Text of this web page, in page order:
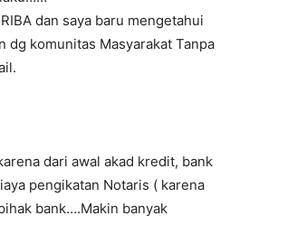
dan saya baru mengetahui
dg komunitas Masyarakat Tanpa
dari awal akad kredit, bank
pengikatan Notaris ( karena
bank….Makin banyak